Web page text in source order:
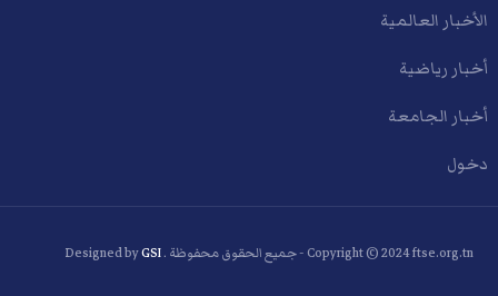
الأخبار العالمية
أخبار رياضية
أخبار الجامعة
دخول
Copyright © 2024 ftse.org.tn - جميع الحقوق محفوظة . Designed by GSI